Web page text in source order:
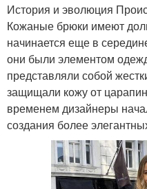
История и эволюция
Кожаные брюки имеют
начинается еще в
они были элементом
представляли собой
защищали кожу от
временем дизайнеры
создания более